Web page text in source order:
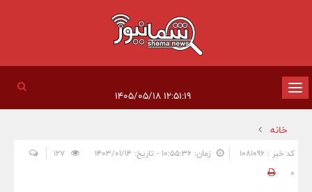
تغییر
وضعیت
ناوبری
خانه
کد خبر : 1081096 زمان: ۱۰:۵۵:۳۶ - تاریخ: ۱۴۰۳/۰۱/۱۴
0